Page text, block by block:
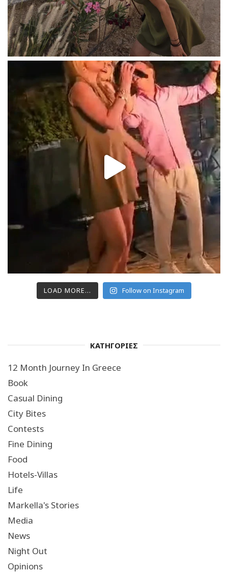
LOAD MORE... Follow on Instagram
ΚΑΤΗΓΟΡΙΕΣ
12 Month Journey In Greece
Book
Casual Dining
City Bites
Contests
Fine Dining
Food
Hotels-Villas
Life
Markella's Stories
Media
News
Night Out
Opinions